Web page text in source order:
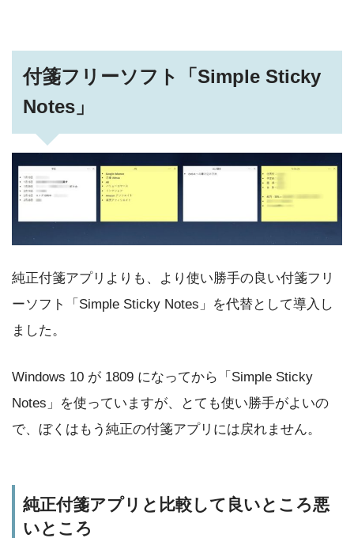
付箋フリーソフト「Simple Sticky
Notes」
純正付箋アプリよりも、より使い勝手の良い付箋フリ
ーソフト「Simple Sticky Notes」を代替として導入し
ました。
Windows 10 が 1809 になってから「Simple Sticky
Notes」を使っていますが、とても使い勝手がよいの
で、ぼくはもう純正の付箋アプリには戻れません。
純正付箋アプリと比較して良いところ悪
いところ